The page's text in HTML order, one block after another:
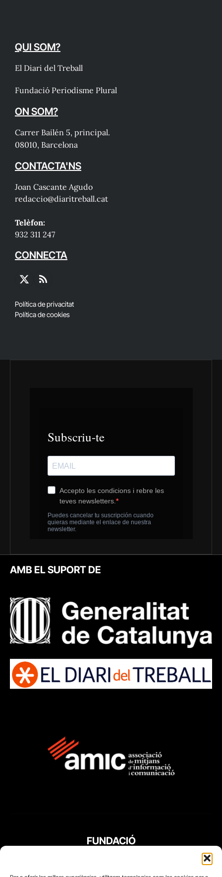
QUI SOM?
El Diari del Treball
Fundació Periodisme Plural
ON SOM?
Carrer Bailén 5, principal.
08010, Barcelona
CONTACTA'NS
Joan Cascante Agudo
redaccio@diaritreball.cat
Telèfon:
932 311 247
CONNECTA
X
RSS
Política de privacitat
Política de cookies
AMB EL SUPORT DE
FUNDACIÓ